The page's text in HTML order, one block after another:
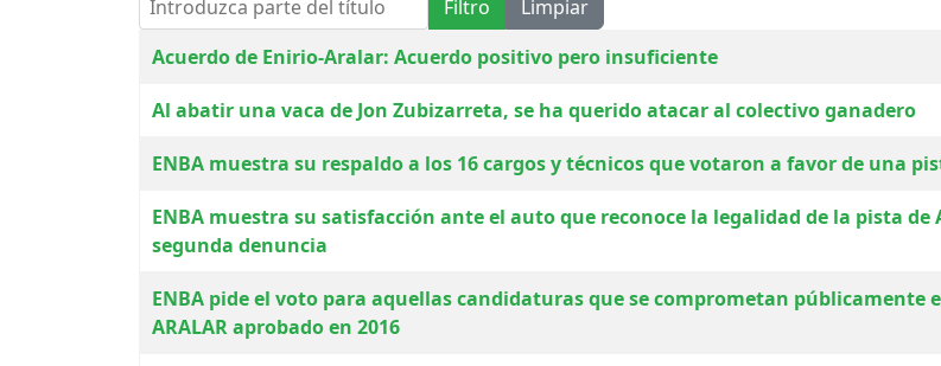
Filtro Limpiar
Título
Acuerdo de Enirio-Aralar: Acuerdo positivo pero insuficiente
Al abatir una vaca de Jon Zubizarreta, se ha querido atacar al colectivo ganadero
ENBA muestra su respaldo a los 16 cargos y técnicos que votaron a favor de una
ENBA muestra su satisfacción ante el auto que reconoce la legalidad de la pista
segunda denuncia
ENBA pide el voto para aquellas candidaturas que se comprometan públicamente
ARALAR aprobado en 2016